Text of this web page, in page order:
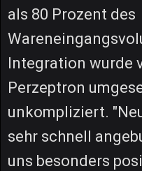
als 80 Prozent des
Integration wurde
Perzeptron
unkompliziert.
sehr schnell
uns besonders